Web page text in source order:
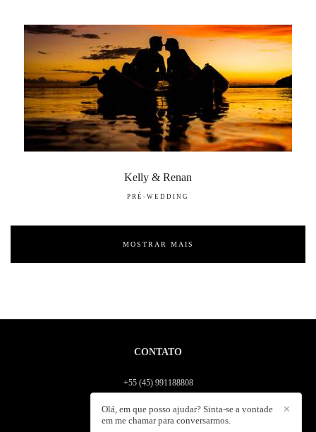
Kelly & Renan
PRÉ-WEDDING
MOSTRAR MAIS
CONTATO
+55 (45) 991188808
contato@fabiogonzalez.com.br
✕
Olá, em que posso ajudar? Sinta-se a vontade
em me chamar para conversarmos.